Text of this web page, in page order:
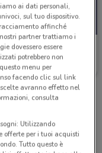
ai dati personali,
sul tuo dispositivo.
affinché
partner trattiamo i
dovessero essere
potrebbero non
menu per
facendo clic sul link
avranno effetto nel
consulta
Utilizzando
offerte per i tuoi acquisti
Tutto questo è